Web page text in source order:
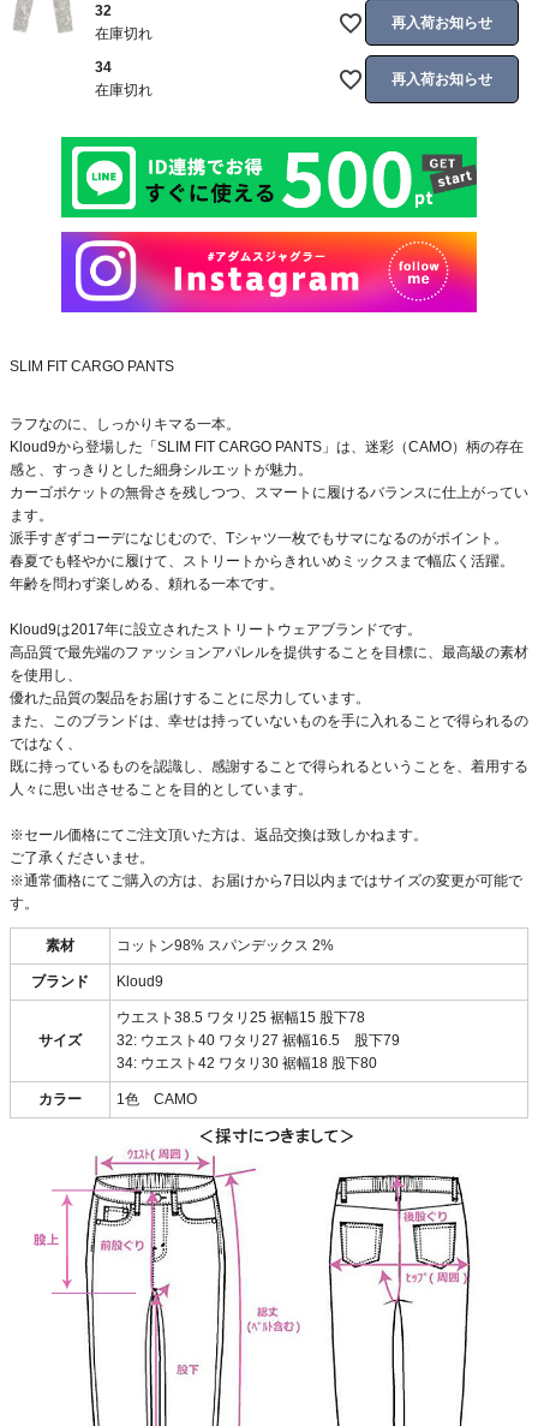
32
在庫切れ
再入荷お知らせ
34
在庫切れ
再入荷お知らせ
SLIM FIT CARGO PANTS
ラフなのに、しっかりキマる一本。
Kloud9から登場した「SLIM FIT CARGO PANTS」は、迷彩（CAMO）柄の存在
感と、すっきりとした細身シルエットが魅力。
カーゴポケットの無骨さを残しつつ、スマートに履けるバランスに仕上がってい
ます。
派手すぎずコーデになじむので、Tシャツ一枚でもサマになるのがポイント。
春夏でも軽やかに履けて、ストリートからきれいめミックスまで幅広く活躍。
年齢を問わず楽しめる、頼れる一本です。
Kloud9は2017年に設立されたストリートウェアブランドです。
高品質で最先端のファッションアパレルを提供することを目標に、最高級の素材
を使用し、
優れた品質の製品をお届けすることに尽力しています。
また、このブランドは、幸せは持っていないものを手に入れることで得られるの
ではなく、
既に持っているものを認識し、感謝することで得られるということを、着用する
人々に思い出させることを目的としています。
※セール価格にてご注文頂いた方は、返品交換は致しかねます。
ご了承くださいませ。
※通常価格にてご購入の方は、お届けから7日以内まではサイズの変更が可能で
す。
素材 コットン98% スパンデックス 2%
ブランド Kloud9
サイズ
ウエスト38.5 ワタリ25 裾幅15 股下78
32: ウエスト40 ワタリ27 裾幅16.5 股下79
34: ウエスト42 ワタリ30 裾幅18 股下80
カラー 1色 CAMO